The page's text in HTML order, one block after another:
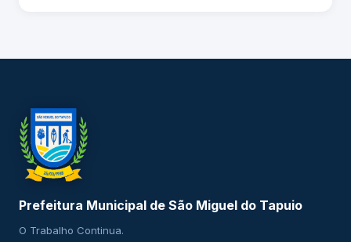
Prefeitura Municipal de São Miguel do Tapuio
O Trabalho Continua.